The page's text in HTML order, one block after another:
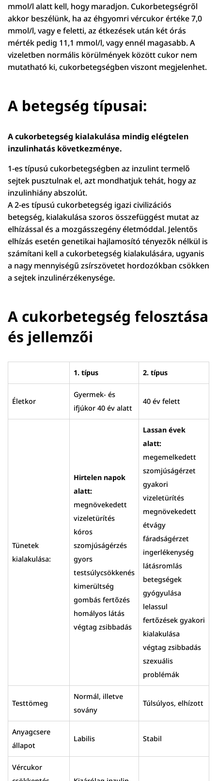
mmol/l alatt kell, hogy maradjon. Cukorbetegségről
akkor beszélünk, ha az éhgyomri vércukor értéke 7,0
mmol/l, vagy e feletti, az étkezések után két órás
mérték pedig 11,1 mmol/l, vagy ennél magasabb. A
vizeletben normális körülmények között cukor nem
mutatható ki, cukorbetegségben viszont megjelenhet.
A betegség típusai:
A cukorbetegség kialakulása mindig elégtelen
inzulinhatás következménye.
1-es típusú cukorbetegségben az inzulint termelő
sejtek pusztulnak el, azt mondhatjuk tehát, hogy az
inzulinhiány abszolút.
A 2-es típusú cukorbetegség igazi civilizációs
betegség, kialakulása szoros összefüggést mutat az
elhízással és a mozgásszegény életmóddal. Jelentős
elhízás esetén genetikai hajlamosító tényezők nélkül is
számítani kell a cukorbetegség kialakulására, ugyanis
a nagy mennyiségű zsírszövetet hordozókban csökken
a sejtek inzulinérzékenysége.
A cukorbetegség felosztása
és jellemzői
1. típus 2. típus
Életkor
Gyermek- és
ifjúkor 40 év alatt
40 év felett
Tünetek
kialakulása:
Hirtelen napok
alatt:
megnövekedett
vizeletürítés
kóros
szomjúságérzés
gyors
testsúlycsökkenés
kimerültség
gombás fertőzés
homályos látás
végtag zsibbadás
Lassan évek
alatt:
megemelkedett
szomjúságérzet
gyakori
vizeletürítés
megnövekedett
étvágy
fáradságérzet
ingerlékenység
látásromlás
betegségek
gyógyulása
lelassul
fertőzések gyakori
kialakulása
végtag zsibbadás
szexuális
problémák
Testtömeg
Normál, illetve
sovány
Túlsúlyos, elhízott
Anyagcsere
állapot
Labilis Stabil
Vércukor